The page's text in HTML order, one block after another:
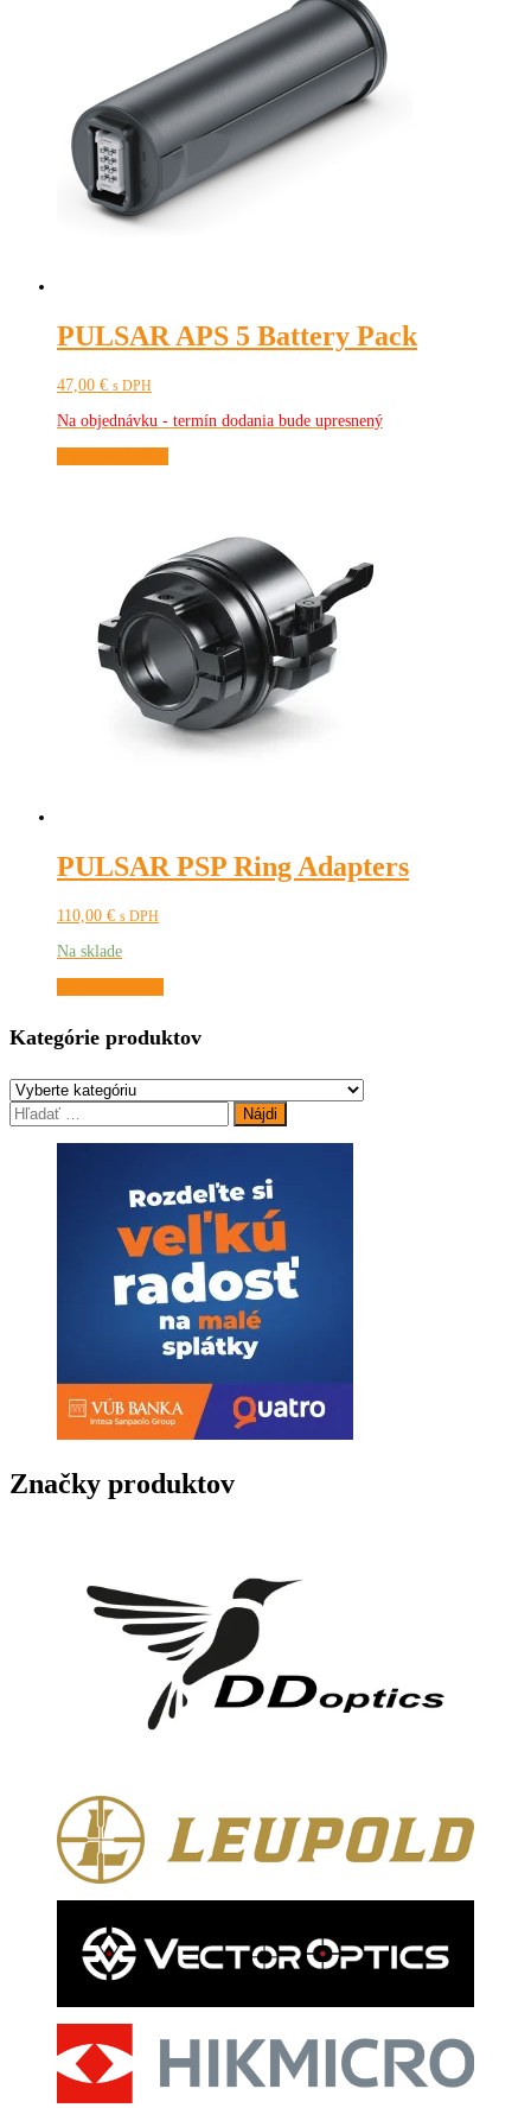
PULSAR APS 5 Battery Pack
47,00 € s DPH
Na objednávku - termín dodania bude upresnený
PULSAR PSP Ring Adapters
110,00 € s DPH
Na sklade
viacero
Možnosti
si
produktu.
Kategórie produktov
Hľadať:
Značky produktov